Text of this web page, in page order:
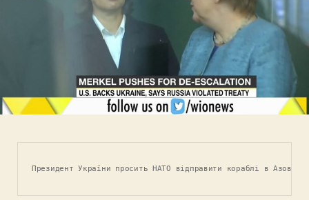
Президент України просить НАТО відправити кораблі в